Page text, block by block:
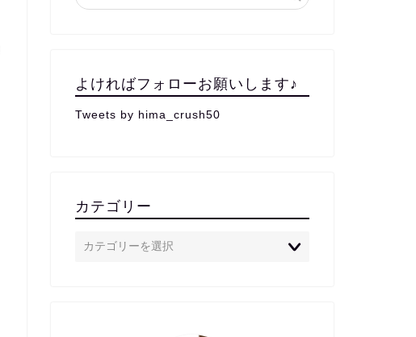
よければフォローお願いします♪
Tweets by hima_crush50
カテゴリー